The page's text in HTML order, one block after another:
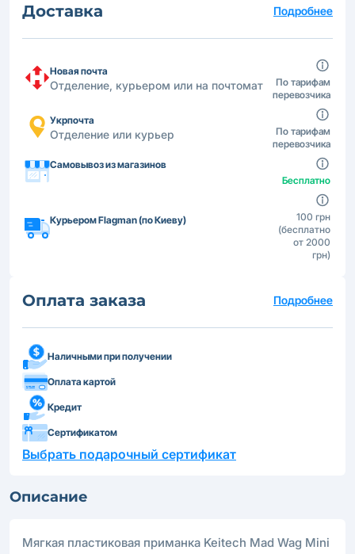
Доставка Подробнее
Новая почта
Отделение, курьером или на почтомат
По тарифам
перевозчика
Укрпочта
Отделение или курьер
По тарифам
перевозчика
Самовывоз из магазинов
Бесплатно
Курьером Flagman (по Киеву)
100 грн
(бесплатно
от 2000
грн)
Оплата заказа Подробнее
Наличными при получении
Оплата картой
Кредит
Сертификатом
Выбрать подарочный сертификат
Описание
Мягкая пластиковая приманка Keitech Mad Wag Mini